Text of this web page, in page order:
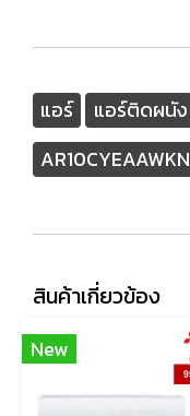
แอร์ แอร์ติดผนัง
AR10CYEAAWKN
สินค้าเกี่ยวข้อง
New